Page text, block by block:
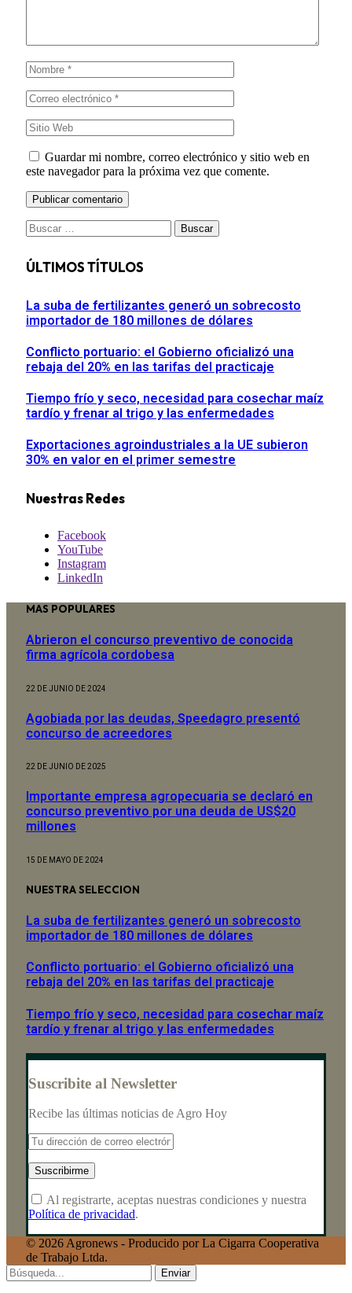
Guardar mi nombre, correo electrónico y sitio web en
este navegador para la próxima vez que comente.
Buscar:
ÚLTIMOS TÍTULOS
La suba de fertilizantes generó un sobrecosto
importador de 180 millones de dólares
Conflicto portuario: el Gobierno oficializó una
rebaja del 20% en las tarifas del practicaje
Tiempo frío y seco, necesidad para cosechar maíz
tardío y frenar al trigo y las enfermedades
Exportaciones agroindustriales a la UE subieron
30% en valor en el primer semestre
Nuestras Redes
Facebook
YouTube
Instagram
LinkedIn
MAS POPULARES
Abrieron el concurso preventivo de conocida
firma agrícola cordobesa
22 DE JUNIO DE 2024
Agobiada por las deudas, Speedagro presentó
concurso de acreedores
22 DE JUNIO DE 2025
Importante empresa agropecuaria se declaró en
concurso preventivo por una deuda de US$20
millones
15 DE MAYO DE 2024
NUESTRA SELECCION
La suba de fertilizantes generó un sobrecosto
importador de 180 millones de dólares
Conflicto portuario: el Gobierno oficializó una
rebaja del 20% en las tarifas del practicaje
Tiempo frío y seco, necesidad para cosechar maíz
tardío y frenar al trigo y las enfermedades
Suscribite al Newsletter
Recibe las últimas noticias de Agro Hoy
Al registrarte, aceptas nuestras condiciones y nuestra
Política de privacidad.
© 2026 Agronews - Producido por La Cigarra Cooperativa
de Trabajo Ltda.
Enviar